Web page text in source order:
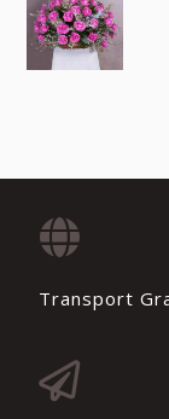
Transport